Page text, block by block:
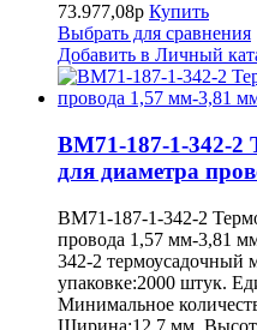
73.977,08р Купить
Выбрать для сравнения
Добавить в Личный
BM71-187-1-342-2
для диаметра
BM71-187-1-342-2
провода 1,57 мм-3,81
342-2 термоусадочный
упаковке:2000 штук.
Минимальное
Ширина:12.7 мм.